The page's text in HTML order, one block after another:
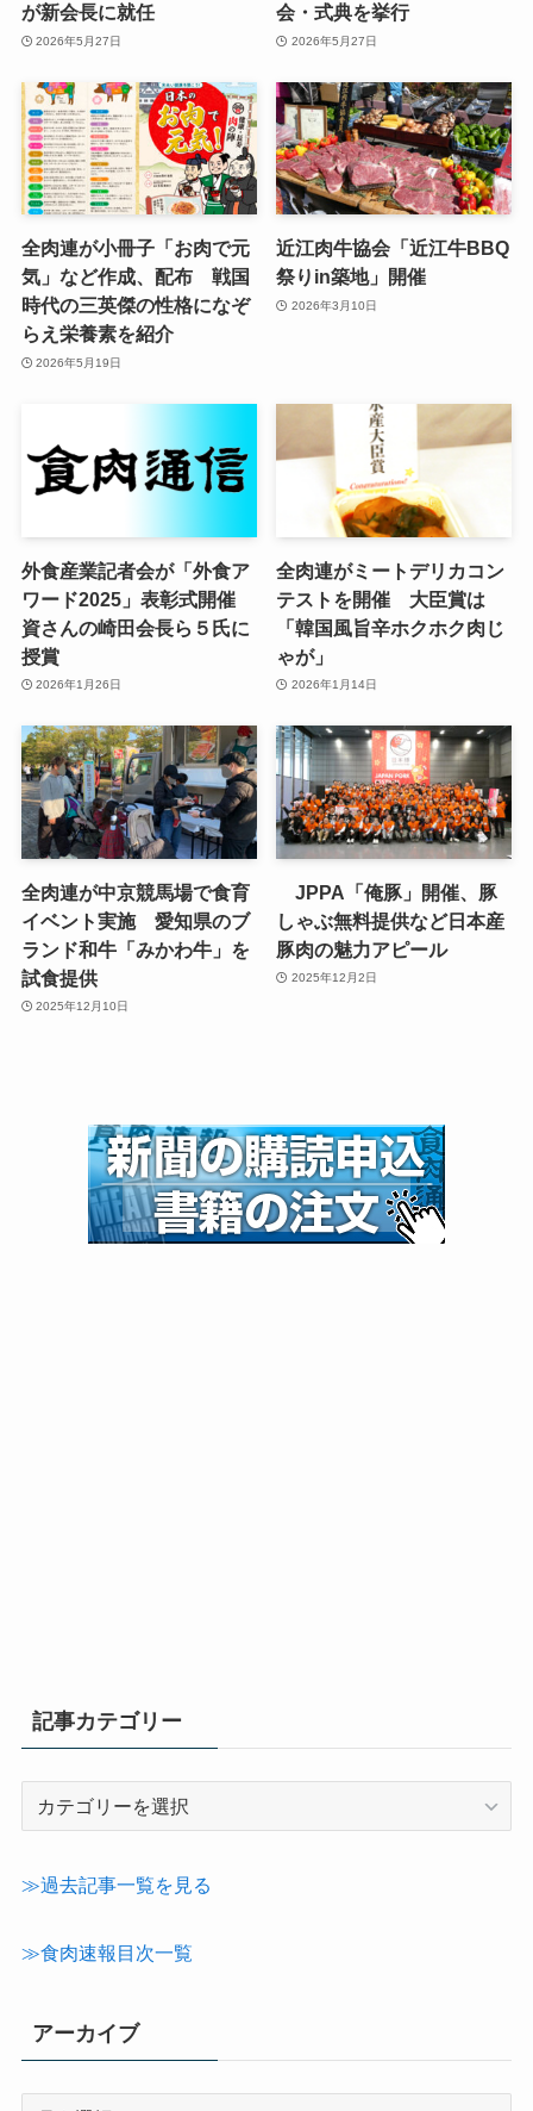
が新会長に就任
2026年5月27日
会・式典を挙行
2026年5月27日
全肉連が小冊子「お肉で元
気」など作成、配布 戦国
時代の三英傑の性格になぞ
らえ栄養素を紹介
2026年5月19日
近江肉牛協会「近江牛BBQ
祭りin築地」開催
2026年3月10日
外食産業記者会が「外食ア
ワード2025」表彰式開催
資さんの崎田会長ら５氏に
授賞
2026年1月26日
全肉連がミートデリカコン
テストを開催 大臣賞は
「韓国風旨辛ホクホク肉じ
ゃが」
2026年1月14日
全肉連が中京競馬場で食育
イベント実施 愛知県のブ
ランド和牛「みかわ牛」を
試食提供
2025年12月10日
JPPA「俺豚」開催、豚
しゃぶ無料提供など日本産
豚肉の魅力アピール
2025年12月2日
記事カテゴリー
テ
≫過去記事一覧を見る
≫食肉速報目次一覧
アーカイブ